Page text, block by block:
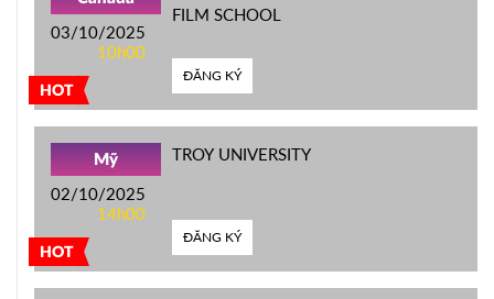
HOT
03/10/2025
10h00
FILM SCHOOL
ĐĂNG KÝ
HOT
Mỹ
02/10/2025
14h00
TROY UNIVERSITY
ĐĂNG KÝ